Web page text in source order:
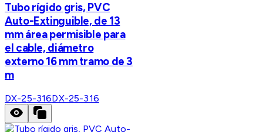
Tubo rígido gris, PVC
Auto-Extinguible, de 13
mm área permisible para
el cable, diámetro
externo 16 mm tramo de 3
m
DX-25-316DX-25-316